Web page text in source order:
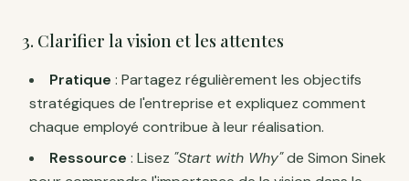
3. Clarifier la vision et les attentes
Pratique : Partagez régulièrement les objectifs
stratégiques de l'entreprise et expliquez comment
chaque employé contribue à leur réalisation.
Ressource : Lisez "Start with Why"de Simon Sinek